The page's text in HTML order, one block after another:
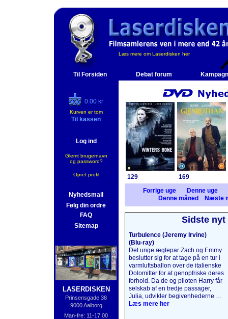
Til Forsiden Debat forum
Læs mere om Laserdisken her
0.00 kr
Kurven er tom
Til kassen
Log ind
Glemt brugernavn
og password?
Opret profil
Nyhedsmail
Følg din ordre
FAQ
Sitemap
LASERDISKEN
Prinsensgade 38
9000 Aalborg
Man-fre: 11-17.00
129
169
Forrige uge
Denne uge
Denne måned
Næste
Sidste nyt
Turbulence (Jeremy Irvine)
(Blu‑ray)
Det unge ægtepar Zach og Emmy
beslutter sig for at tage på en tur i
varmlufts­ballon over de italienske
Dolomitter for at genopfriske deres
forhold. Da de og piloten Harry får
selskab af en tredje passager,
Julia, udvikler begivenhederne sig
på en måde, de aldrig kunne have
Læs mere her